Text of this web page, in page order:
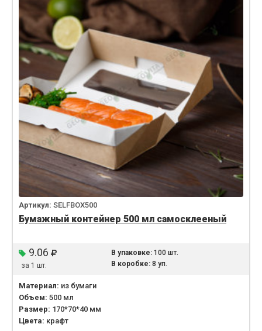
Артикул: SELFBOX500
Бумажный контейнер 500 мл самосклееный
9.06
за 1 шт.
В упаковке:100 шт.
В коробке:8 уп.
Материал: из бумаги
Объем: 500 мл
Размер: 170*70*40 мм
Цвета: крафт